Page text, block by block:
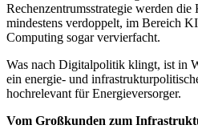
Rechenzentrumsstrategie werden die
mindestens verdoppelt, im Bereich
Computing sogar vervierfacht.
Was nach Digitalpolitik klingt, ist in
ein energie- und
hochrelevant für Energieversorger.
Vom Großkunden zum